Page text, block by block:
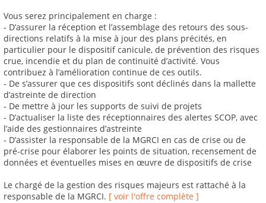
Vous serez principalement en charge :
- D’assurer la réception et l’assemblage des retours des sous-
directions relatifs à la mise à jour des plans précités, en
particulier pour le dispositif canicule, de prévention des risques
crue, incendie et du plan de continuité d’activité. Vous
contribuez à l’amélioration continue de ces outils.
- De s’assurer que ces dispositifs sont déclinés dans la mallette
d’astreinte de direction
- De mettre à jour les supports de suivi de projets
- D’actualiser la liste des réceptionnaires des alertes SCOP, avec
l’aide des gestionnaires d’astreinte
- D’assister la responsable de la MGRCI en cas de crise ou de
pré-crise pour élaborer les points de situation, recensement de
données et éventuelles mises en œuvre de dispositifs de crise
Le chargé de la gestion des risques majeurs est rattaché à la
responsable de la MGRCI. [ voir l'offre complète ]